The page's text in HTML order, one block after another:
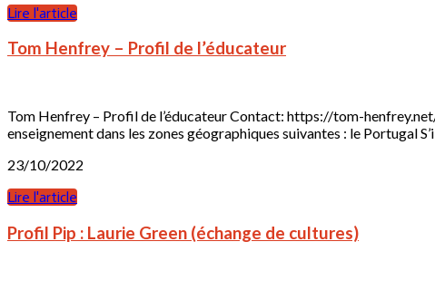
Lire l'article
Tom Henfrey – Profil de l’éducateur
Tom Henfrey – Profil de l’éducateur Contact: https://tom-
enseignement dans les zones géographiques suivantes : le Portugal
23/10/2022
Lire l'article
Profil Pip : Laurie Green (échange de cultures)